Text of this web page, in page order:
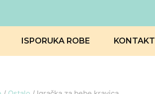
ISPORUKA ROBE KONTAKT